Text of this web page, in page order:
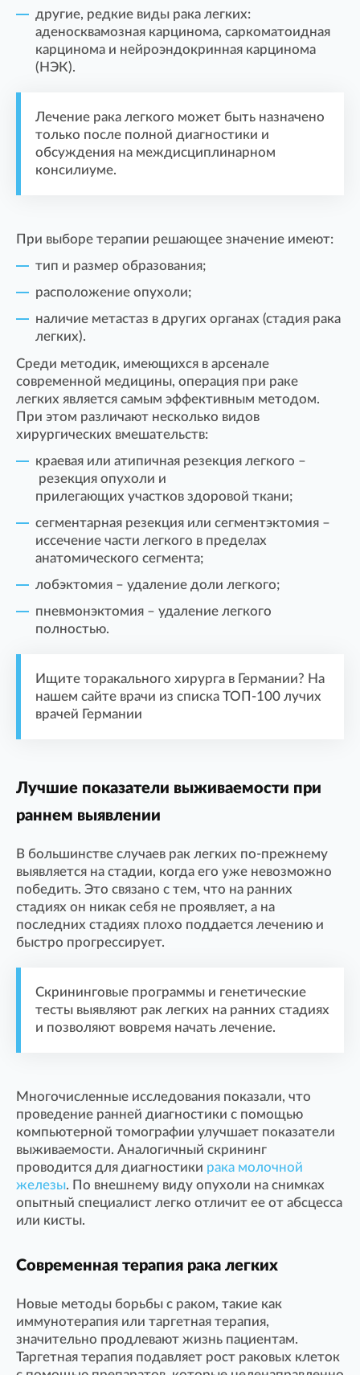
другие, редкие виды рака легких:
аденосквамозная карцинома, саркоматоидная
карцинома и нейроэндокринная карцинома
(НЭК).
Лечение рака легкого может быть назначено
только после полной диагностики и
обсуждения на междисциплинарном
консилиуме.
При выборе терапии решающее значение имеют:
тип и размер образования;
расположение опухоли;
наличие метастаз в других органах (стадия рака
легких).
Среди методик, имеющихся в арсенале
современной медицины, операция при раке
легких является самым эффективным методом.
При этом различают несколько видов
хирургических вмешательств:
краевая или атипичная резекция легкого –
резекция опухоли и
прилегающих участков здоровой ткани;
сегментарная резекция или сегментэктомия –
иссечение части легкого в пределах
анатомического сегмента;
лобэктомия – удаление доли легкого;
пневмонэктомия – удаление легкого
полностью.
Ищите торакального хирурга в Германии? На
нашем сайте врачи из списка ТОП-100 лучих
врачей Германии
Лучшие показатели выживаемости при
раннем выявлении
В большинстве случаев рак легких по-прежнему
выявляется на стадии, когда его уже невозможно
победить. Это связано с тем, что на ранних
стадиях он никак себя не проявляет, а на
последних стадиях плохо поддается лечению и
быстро прогрессирует.
Скрининговые программы и генетические
тесты выявляют рак легких на ранних стадиях
и позволяют вовремя начать лечение.
Многочисленные исследования показали, что
проведение ранней диагностики с помощью
компьютерной томографии улучшает показатели
выживаемости. Аналогичный скрининг
проводится для диагностики рака молочной
железы. По внешнему виду опухоли на снимках
опытный специалист легко отличит ее от абсцесса
или кисты.
Современная терапия рака легких
Новые методы борьбы с раком, такие как
иммунотерапия или таргетная терапия,
значительно продлевают жизнь пациентам.
Таргетная терапия подавляет рост раковых клеток